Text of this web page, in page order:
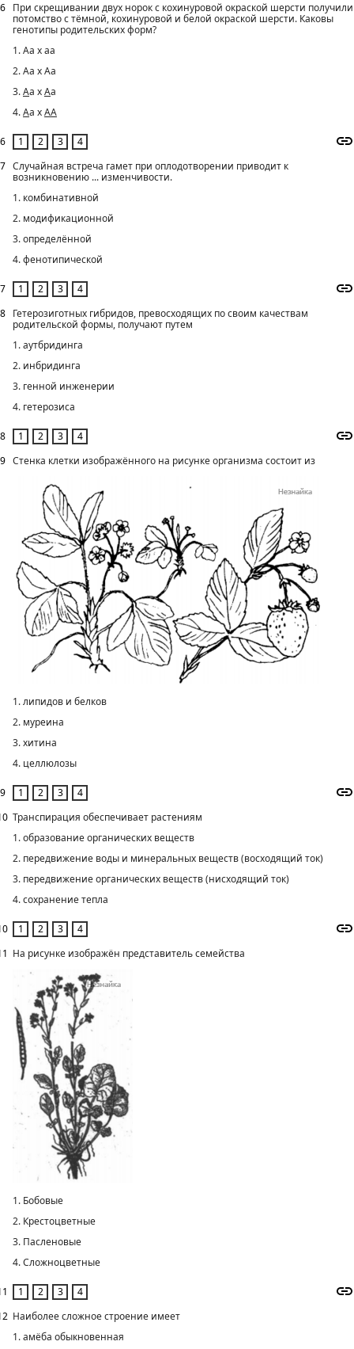
6
6
При скрещивании двух норок с кохинуровой окраской шерсти получили
потомство с тёмной, кохинуровой и белой окраской шерсти. Каковы
генотипы родительских форм?
1. Аа х аа
2. Аа х Аа
3.Аа хАа
4.Аа хАА
7
7
Случайная встреча гамет при оплодотворении приводит к
возникновению ... изменчивости.
1. комбинативной
2. модификационной
3. определённой
4. фенотипической
8
8
Гетерозиготных гибридов, превосходящих по своим качествам
родительской формы, получают путем
1. аутбридинга
2. инбридинга
3. генной инженерии
4. гетерозиса
9
9
Стенка клетки изображённого на рисунке организма состоит из
1. липидов и белков
2. муреина
3. хитина
4. целлюлозы
Транспирация обеспечивает растениям
1. образование органических веществ
2. передвижение воды и минеральных веществ (восходящий ток)
3. передвижение органических веществ (нисходящий ток)
4. сохранение тепла
На рисунке изображён представитель семейства
1. Бобовые
2. Крестоцветные
3. Пасленовые
4. Сложноцветные
Наиболее сложное строение имеет
1. амёба обыкновенная